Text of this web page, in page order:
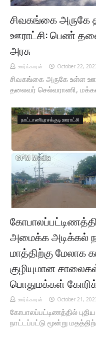
சிவகங்கை அருகே
ஊராட்சி: பெண்
அரசு
ஊர்க்காரன் October 22,
சிவகங்கை அருகே உள்ள
தலைவர் செல்வராணி,
நாட்டாணிபுரசக்குடி ஊராட்சி
அமைக்க அடிக்கல்
மாத்திற்கு மேலாக
குழியுமான
பொதுமக்கள்
ஊர்க்காரன் October 21,
கோபாலப்பட்டிணத்தில்
நாட்டப்பட்டு மூன்று